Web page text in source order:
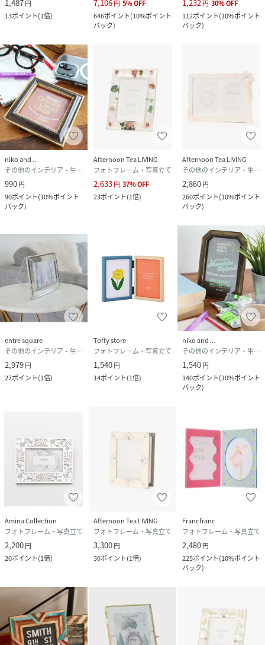
1,487円
13ポイント(1倍)
7,106円 5%OFF
646ポイント(10%ポイント
バック)
1,232円 30%OFF
112ポイント(10%ポイント
バック)
niko and ...
その他のインテリア・生活雑貨
990円
90ポイント(10%ポイント
バック)
Afternoon Tea LIVING
フォトフレーム・写真立て
2,633円 37%OFF
23ポイント(1倍)
Afternoon Tea LIVING
その他のインテリア・生活雑貨
2,860円
260ポイント(10%ポイント
バック)
entre square
その他のインテリア・生活雑貨
2,979円
27ポイント(1倍)
Toffy store
フォトフレーム・写真立て
1,540円
14ポイント(1倍)
niko and ...
その他のインテリア・生活雑貨
1,540円
140ポイント(10%ポイント
バック)
Amina Collection
フォトフレーム・写真立て
2,200円
20ポイント(1倍)
Afternoon Tea LIVING
フォトフレーム・写真立て
3,300円
30ポイント(1倍)
Francfranc
フォトフレーム・写真立て
2,480円
225ポイント(10%ポイント
バック)